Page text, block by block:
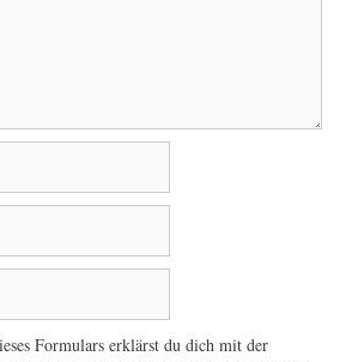
Formulars erklärst du dich mit der